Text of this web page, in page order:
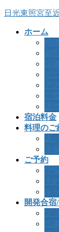
コ
ナ
日光東照宮至
ホーム
宿泊料金
料理のご
ご予約
開発合宿